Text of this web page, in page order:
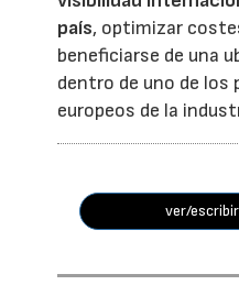
país, optimizar
beneficiarse de una
dentro de uno de los
europeos de la
ver/